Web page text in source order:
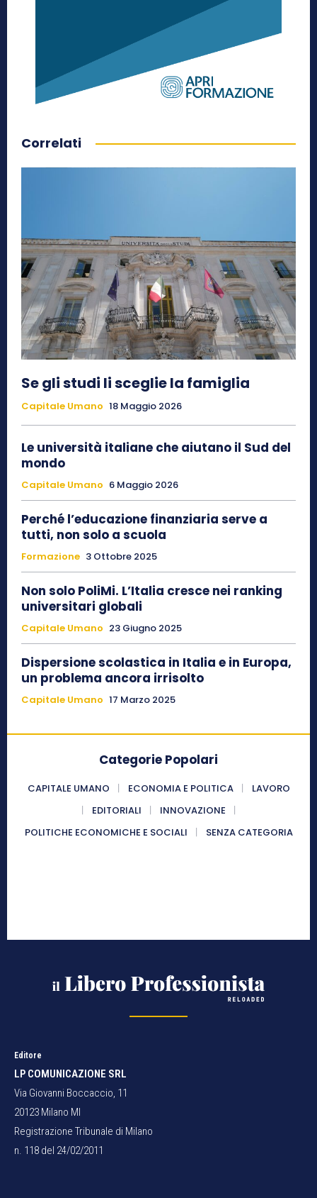
Correlati
Se gli studi li sceglie la famiglia
Capitale Umano 18 Maggio 2026
Le università italiane che aiutano il Sud del
mondo
Capitale Umano 6 Maggio 2026
Perché l’educazione finanziaria serve a
tutti, non solo a scuola
Formazione 3 Ottobre 2025
Non solo PoliMi. L’Italia cresce nei ranking
universitari globali
Capitale Umano 23 Giugno 2025
Dispersione scolastica in Italia e in Europa,
un problema ancora irrisolto
Capitale Umano 17 Marzo 2025
Categorie Popolari
CAPITALE UMANO ECONOMIA E POLITICA
LAVORO
EDITORIALI
INNOVAZIONE
POLITICHE ECONOMICHE E SOCIALI
SENZA CATEGORIA
Editore
LP COMUNICAZIONE SRL
Via Giovanni Boccaccio, 11
20123 Milano MI
Registrazione Tribunale di Milano
n. 118 del 24/02/2011